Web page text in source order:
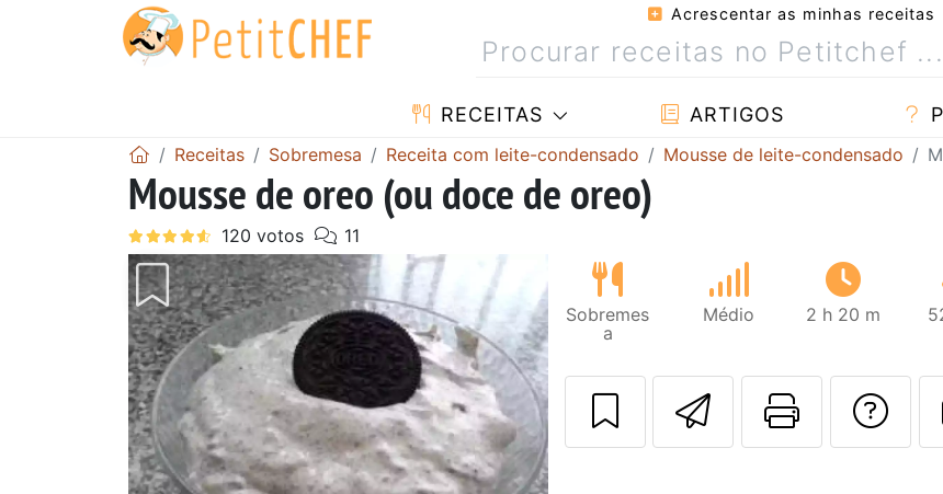
Acrescentar as minhas receitas
RECEITAS ARTIGOS
Receitas Sobremesa Receita com leite-condensado Mousse de leite-condensado
Mousse de oreo (ou doce de oreo)
Sobremes
a
Médio 2 h 20 m
Enviar esta